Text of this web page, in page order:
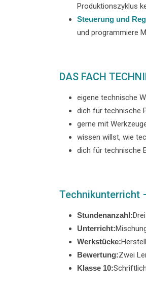
Produktionszyklus
Steuerung und
und programmiere
DAS FACH
eigene technische
dich für technische
gerne mit
wissen willst, wie
dich für technische
Technikunterricht
Stundenanzahl:
Unterricht:
Werkstücke:
Bewertung:Zwei
Klasse 10: